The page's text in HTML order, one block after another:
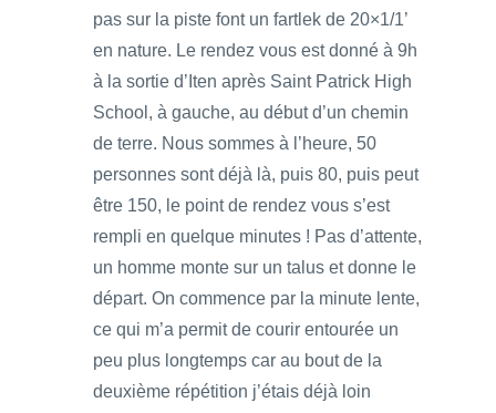
pas sur la piste font un fartlek de 20×1/1’
en nature. Le rendez vous est donné à 9h
à la sortie d’Iten après Saint Patrick High
School, à gauche, au début d’un chemin
de terre. Nous sommes à l’heure, 50
personnes sont déjà là, puis 80, puis peut
être 150, le point de rendez vous s’est
rempli en quelque minutes ! Pas d’attente,
un homme monte sur un talus et donne le
départ. On commence par la minute lente,
ce qui m’a permit de courir entourée un
peu plus longtemps car au bout de la
deuxième répétition j’étais déjà loin